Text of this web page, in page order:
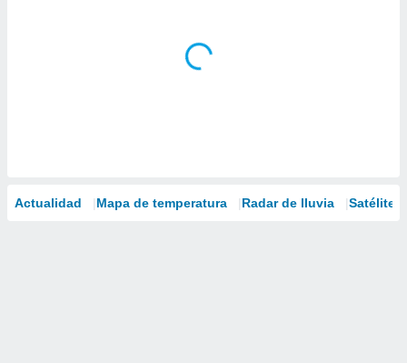
Actualidad Mapa de temperatura Radar de lluvia Satélites